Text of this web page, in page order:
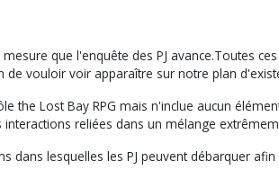
que l'enquête des PJ avance.Toutes
vouloir voir apparaître sur notre plan
Lost Bay RPG mais n'inclue aucun
reliées dans un mélange
lesquelles les PJ peuvent débarquer